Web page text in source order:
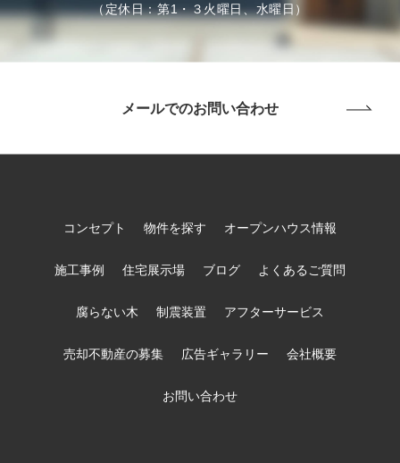
（定休日：第1・３火曜日、水曜日）
メールでのお問い合わせ
コンセプト 物件を探す オープンハウス情報
施工事例 住宅展示場 ブログ よくあるご質問
腐らない木 制震装置 アフターサービス
売却不動産の募集 広告ギャラリー 会社概要
お問い合わせ